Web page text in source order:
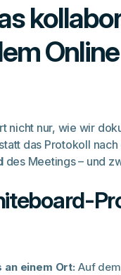
Online
nicht nur, wie wir
das Protokoll nach
des Meetings – und
an einem Ort: Auf